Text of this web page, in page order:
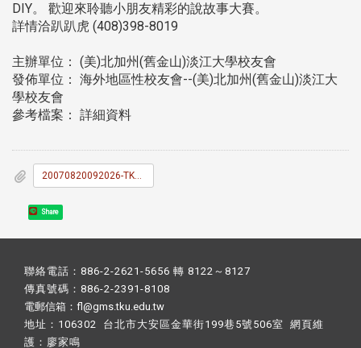
DIY。 歡迎來聆聽小朋友精彩的說故事大賽。
詳情洽趴趴虎 (408)398-8019
主辦單位： (美)北加州(舊金山)淡江大學校友會
發佈單位： 海外地區性校友會--(美)北加州(舊金山)淡江大
學校友會
參考檔案： 詳細資料
20070820092026-TKU_News_031.doc
Share
聯絡電話：886-2-2621-5656 轉 8122～8127
傳真號碼：886-2-2391-8108
電郵信箱：fl@gms.tku.edu.tw
地址：106302 台北市大安區金華街199巷5號506室 網頁維
護： 廖家鳴​